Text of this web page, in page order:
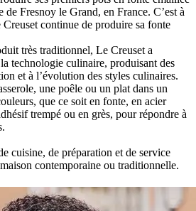
de Fresnoy le Grand, en France. C’est à
continue de produire sa fonte
très traditionnel, Le Creuset a
technologie culinaire, produisant des
et à l’évolution des styles culinaires.
une poêle ou un plat dans un
que ce soit en fonte, en acier
trempé ou en grès, pour répondre à
cuisine, de préparation et de service
contemporaine ou traditionnelle.